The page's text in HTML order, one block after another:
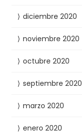
diciembre 2020
noviembre 2020
octubre 2020
septiembre 2020
marzo 2020
enero 2020